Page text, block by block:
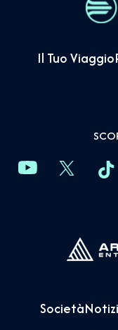
Il Tuo Viaggio
Società